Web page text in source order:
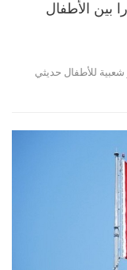
بين الأطفال
شعبية للأطفال حديثي